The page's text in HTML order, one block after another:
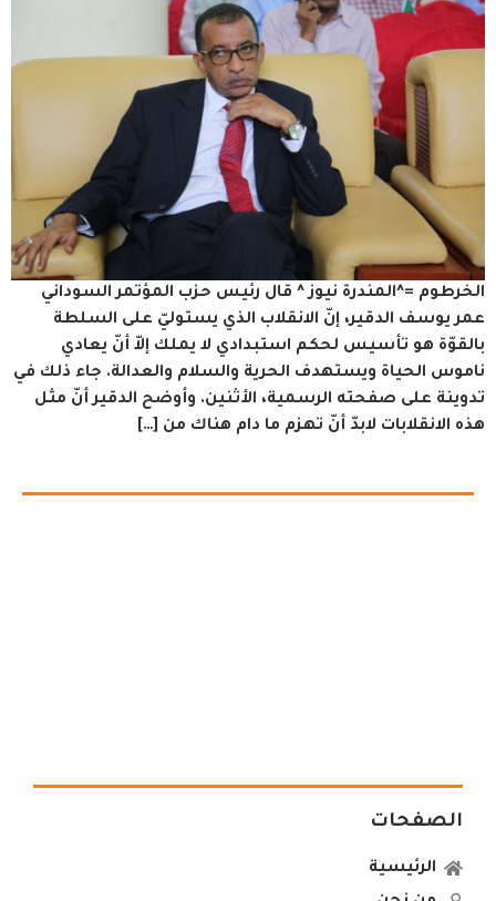
الخرطوم =^المندرة نيوز ^ قال رئيس حزب المؤتمر السوداني
عمر يوسف الدقير، إنّ الانقلاب الذي يستوليّ على السلطة
بالقوّة هو تأسيس لحكم استبدادي لا يملك إلاّ أنّ يعادي
ناموس الحياة ويستهدف الحرية والسلام والعدالة. جاء ذلك في
تدوينة على صفحته الرسمية، الأثنين. وأوضح الدقير أنّ مثل
هذه الانقلابات لابدّ أنّ تهزم ما دام هناك من […]
الصفحات
الرئيسية